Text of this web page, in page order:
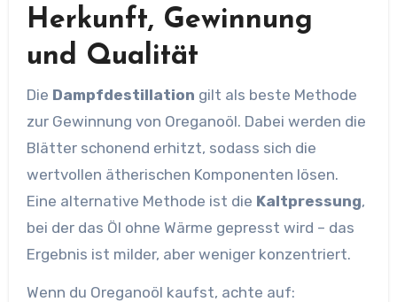
Herkunft, Gewinnung
und Qualität
Die Dampfdestillation gilt als beste Methode
zur Gewinnung von Oreganoöl. Dabei werden die
Blätter schonend erhitzt, sodass sich die
wertvollen ätherischen Komponenten lösen.
Eine alternative Methode ist die Kaltpressung,
bei der das Öl ohne Wärme gepresst wird – das
Ergebnis ist milder, aber weniger konzentriert.
Wenn du Oreganoöl kaufst, achte auf: